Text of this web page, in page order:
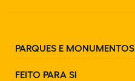
PARQUES E MONUMENTOS
FEITO PARA SI